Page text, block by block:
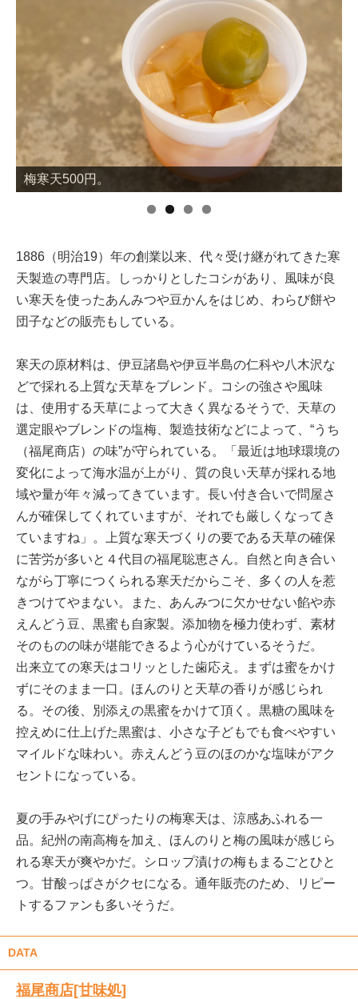
梅寒天500円。
1886（明治19）年の創業以来、代々受け継がれてきた寒
天製造の専門店。しっかりとしたコシがあり、風味が良
い寒天を使ったあんみつや豆かんをはじめ、わらび餅や
団子などの販売もしている。
寒天の原材料は、伊豆諸島や伊豆半島の仁科や八木沢な
どで採れる上質な天草をブレンド。コシの強さや風味
は、使用する天草によって大きく異なるそうで、天草の
選定眼やブレンドの塩梅、製造技術などによって、“うち
（福尾商店）の味”が守られている。「最近は地球環境の
変化によって海水温が上がり、質の良い天草が採れる地
域や量が年々減ってきています。長い付き合いで問屋さ
んが確保してくれていますが、それでも厳しくなってき
ていますね」。上質な寒天づくりの要である天草の確保
に苦労が多いと４代目の福尾聡恵さん。自然と向き合い
ながら丁寧につくられる寒天だからこそ、多くの人を惹
きつけてやまない。また、あんみつに欠かせない餡や赤
えんどう豆、黒蜜も自家製。添加物を極力使わず、素材
そのものの味が堪能できるよう心がけているそうだ。
出来立ての寒天はコリッとした歯応え。まずは蜜をかけ
ずにそのまま一口。ほんのりと天草の香りが感じられ
る。その後、別添えの黒蜜をかけて頂く。黒糖の風味を
控えめに仕上げた黒蜜は、小さな子どもでも食べやすい
マイルドな味わい。赤えんどう豆のほのかな塩味がアク
セントになっている。
夏の手みやげにぴったりの梅寒天は、涼感あふれる一
品。紀州の南高梅を加え、ほんのりと梅の風味が感じら
れる寒天が爽やかだ。シロップ漬けの梅もまるごとひと
つ。甘酸っぱさがクセになる。通年販売のため、リピー
トするファンも多いそうだ。
DATA
福尾商店[甘味処]